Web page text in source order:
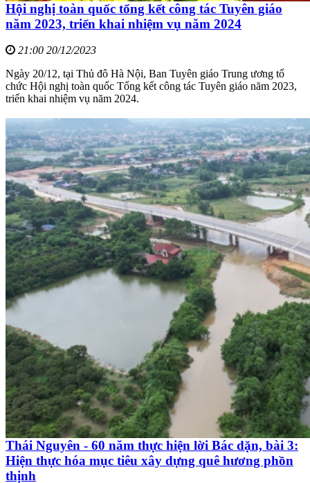
Hội nghị toàn quốc tổng kết công tác Tuyên giáo
năm 2023, triển khai nhiệm vụ năm 2024
21:00 20/12/2023
Ngày 20/12, tại Thủ đô Hà Nội, Ban Tuyên giáo Trung ương tổ
chức Hội nghị toàn quốc Tổng kết công tác Tuyên giáo năm 2023,
triển khai nhiệm vụ năm 2024.
Thái Nguyên - 60 năm thực hiện lời Bác dặn, bài 3:
Hiện thực hóa mục tiêu xây dựng quê hương phồn
thịnh